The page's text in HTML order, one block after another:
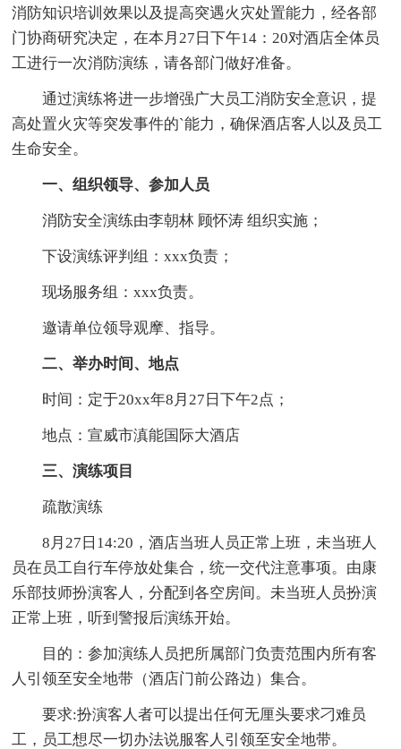
消防知识培训效果以及提高突遇火灾处置能力，经各部
门协商研究决定，在本月27日下午14：20对酒店全体员
工进行一次消防演练，请各部门做好准备。
通过演练将进一步增强广大员工消防安全意识，提
高处置火灾等突发事件的`能力，确保酒店客人以及员工
生命安全。
一、组织领导、参加人员
消防安全演练由李朝林 顾怀涛 组织实施；
下设演练评判组：xxx负责；
现场服务组：xxx负责。
邀请单位领导观摩、指导。
二、举办时间、地点
时间：定于20xx年8月27日下午2点；
地点：宣威市滇能国际大酒店
三、演练项目
疏散演练
8月27日14:20，酒店当班人员正常上班，未当班人
员在员工自行车停放处集合，统一交代注意事项。由康
乐部技师扮演客人，分配到各空房间。未当班人员扮演
正常上班，听到警报后演练开始。
目的：参加演练人员把所属部门负责范围内所有客
人引领至安全地带（酒店门前公路边）集合。
要求:扮演客人者可以提出任何无厘头要求刁难员
工，员工想尽一切办法说服客人引领至安全地带。